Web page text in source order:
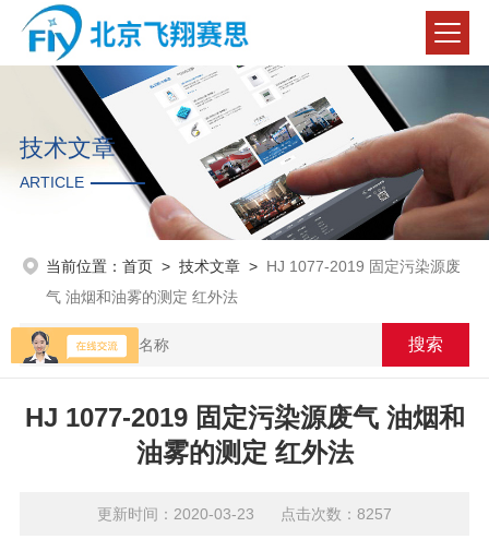
技术文章
ARTICLE
当前位置： 首页> 技术文章> HJ 1077-2019 固定污染源废
气 油烟和油雾的测定 红外法
HJ 1077-2019 固定污染源废气 油烟和
油雾的测定 红外法
更新时间：2020-03-23 点击次数：8257